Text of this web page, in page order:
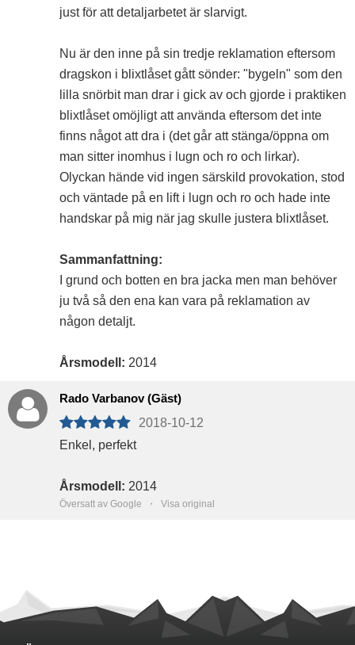
just för att detaljarbetet är slarvigt.
Nu är den inne på sin tredje reklamation eftersom
dragskon i blixtlåset gått sönder: "bygeln" som den
lilla snörbit man drar i gick av och gjorde i praktiken
blixtlåset omöjligt att använda eftersom det inte
finns något att dra i (det går att stänga/öppna om
man sitter inomhus i lugn och ro och lirkar).
Olyckan hände vid ingen särskild provokation, stod
och väntade på en lift i lugn och ro och hade inte
handskar på mig när jag skulle justera blixtlåset.
Sammanfattning:
I grund och botten en bra jacka men man behöver
ju två så den ena kan vara på reklamation av
någon detaljt.
Årsmodell: 2014
Rado Varbanov (Gäst)
2018-10-12
Enkel, perfekt
Årsmodell: 2014
Översatt av Google ・ Visa original